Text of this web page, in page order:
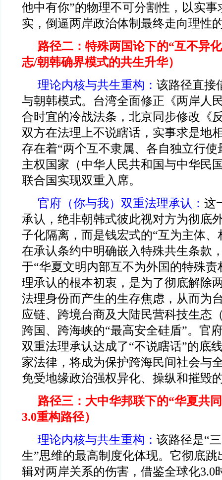
他中有你”的物理不可分割性，以实
实，倒逼两岸政治体制最终走向理性
路径二：特殊两国论下的“互不异
志/朝韩确界模式的共生升华）
理论内核与共生重构： 该路径直接
与朝韩模式。台湾全面修正《两岸人
合时宜的冷战法条，北京同步修改《
双方在法理上不说瞎话，实事求是地
存在着“两个互不隶属、各自独立行
主权国家（中华人民共和国与中华民
联合国实现双重入席。
官府（你与我）双重法理承认： 这
承认，绝非朝韩式彼此视对方为彻底
子化隔离，而是钱宏式的“互为主体、
在承认条约中明确嵌入特殊共生条款
于“华夏文明内部互不为外国的特殊责
理承认的根本初衷，是为了彻底解除
法理身份而产生的生存焦虑，从而为
应链、跨境台商及大陆民营科技生态
跨国、跨海峡的“最高安全硅盾”。官
双重法理承认达成了“不说瞎话”的底
家法律，将成为保护跨海民间社会与
免受地缘政治强权异化、操纵和摧毁
路径三：大中华邦联下的“华夏共
3.0重构路径）
理论内核与共生重构： 该路径是“
生”思维的最高制度化体现。它彻底
辑对两岸关系的伤害，借鉴全球化3.0